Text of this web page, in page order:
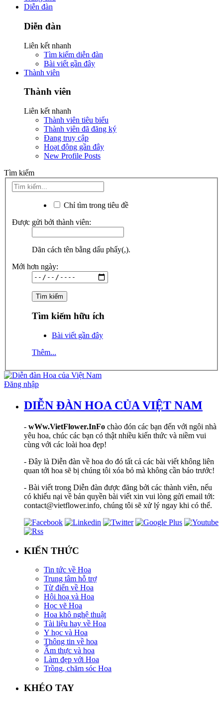
Diễn đàn
Diễn đàn
Liên kết nhanh
Tìm kiếm diễn đàn
Bài viết gần đây
Thành viên
Thành viên
Liên kết nhanh
Thành viên tiêu biểu
Thành viên đã đăng ký
Đang truy cập
Hoạt động gần đây
New Profile Posts
Tìm kiếm
Chỉ tìm trong tiêu đề
Được gửi bởi thành viên:
Dãn cách tên bằng dấu phẩy(,).
Mới hơn ngày:
Tìm kiếm hữu ích
Bài viết gần đây
Thêm...
Đăng nhập
DIỄN ĐÀN HOA CỦA VIỆT NAM
- wWw.VietFlower.InFo chào đón các bạn đến với ngôi nhà
yêu hoa, chúc các bạn có thật nhiều kiến thức và niềm vui
cùng với các loài hoa đẹp!
- Đây là Diễn đàn về hoa do đó tất cả các bài viết không liên
quan tới hoa sẽ bị chúng tôi xóa bỏ mà không cần báo trước!
- Bài viết trong Diễn đàn được đăng bởi các thành viên, nếu
có khiếu nại về bản quyền bài viết xin vui lòng gửi email tới:
contact@vietflower.info, chúng tôi sẽ xử lý ngay khi có thể.
KIẾN THỨC
Tin tức về Hoa
Trung tâm hỗ trợ
Từ điển về Hoa
Hội hoạ và Hoa
Học vẽ Hoa
Hoa khô nghệ thuật
Tài liệu hay về Hoa
Y học và Hoa
Thông tin về hoa
Ẩm thực và hoa
Làm đẹp với Hoa
Trồng, chăm sóc Hoa
KHÉO TAY